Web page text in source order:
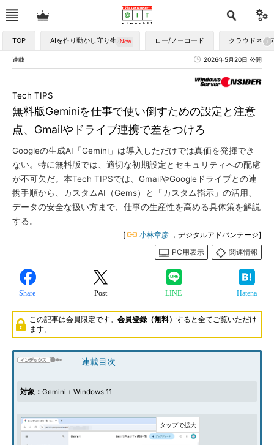
TOP AIを作り動かし守り生かす ロー/ノーコード クラウドネイ
連載 2026年5月20日 公開
無料版Geminiを仕事で使い倒すための設定と注意
点、Gmailやドライブ連携で差をつけろ
Tech TIPS
Googleの生成AI「Gemini」は導入しただけでは真価を発揮でき
ない。特に無料版では、適切な初期設定とセキュリティへの配慮
が不可欠だ。本Tech TIPSでは、GmailやGoogleドライブとの連
携手順から、カスタムAI（Gems）と「カスタム指示」の活用、
データの安全な扱い方まで、仕事の生産性を高める具体策を解説
する。
[ 小林章彦 ，デジタルアドバンテージ]
PC用表示
関連情報
Share Post LINE Hatena
この記事は会員限定です。 会員登録（無料） すると全てご覧いただけ
ます。
連載目次
対象： Gemini＋Windows 11